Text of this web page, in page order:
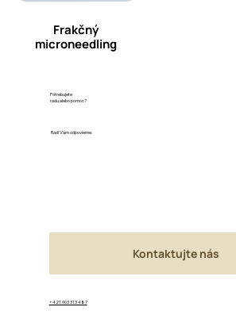
Frakčný
microneedling
Potrebujete
radu alebo pomoc?
Radi Vám odpovieme.
Kontaktujte nás
+421 903 313 487